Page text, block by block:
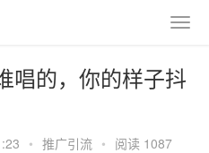
唱的，你的样子抖
• 推广引流 • 阅读 1087